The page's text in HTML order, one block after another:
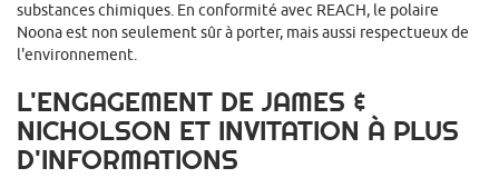
substances chimiques. En conformité avec REACH, le polaire
Noona est non seulement sûr à porter, mais aussi respectueux de
l'environnement.
L'ENGAGEMENT DE JAMES &
NICHOLSON ET INVITATION À PLUS
D'INFORMATIONS